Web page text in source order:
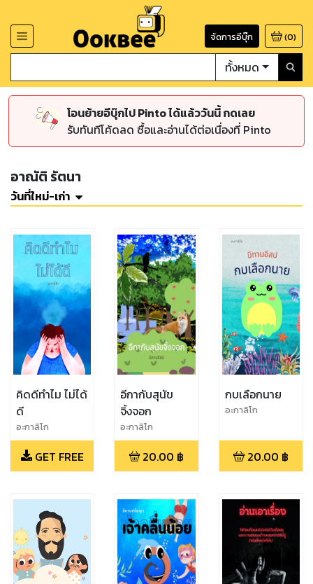
จัดการอีบุ๊ก (0)
ทั้งหมด
โอนย้ายอีบุ๊กไป Pinto ได้แล้ววันนี้ กดเลย
รับทันทีโค้ดลด ซื้อและอ่านได้ต่อเนื่องที่ Pinto
อาณัติ รัตนา
วันที่ใหม่-เก่า
คิดดีทำไม ไม่ได้
ดี
อะกาลิโก
GET FREE
อีกากับสุนัข
จิ้งจอก
อะกาลิโก
20.00 ฿
กบเลือกนาย
อะกาลิโก
20.00 ฿